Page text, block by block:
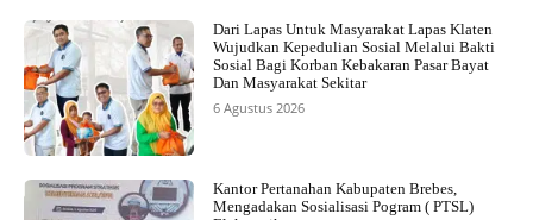
Dari Lapas Untuk Masyarakat Lapas Klaten
Wujudkan Kepedulian Sosial Melalui Bakti
Sosial Bagi Korban Kebakaran Pasar Bayat
Dan Masyarakat Sekitar
6 Agustus 2026
Kantor Pertanahan Kabupaten Brebes,
Mengadakan Sosialisasi Pogram ( PTSL)